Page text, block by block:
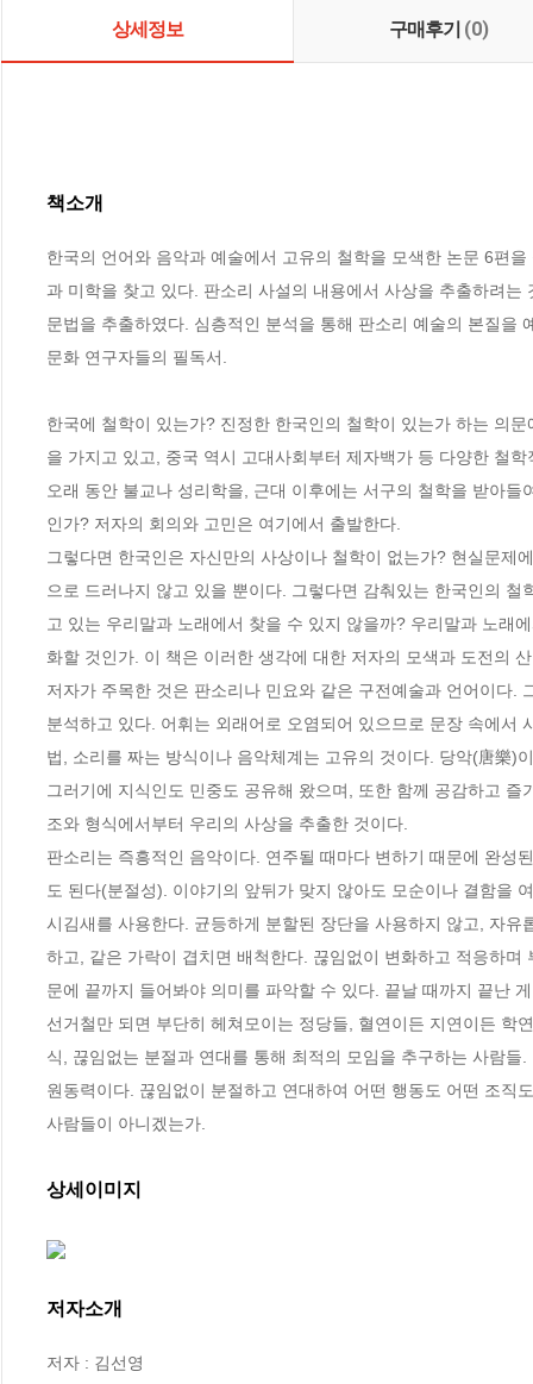
상세정보 구매후기 (0)
책소개
한국의 언어와 음악과 예술에서 고유의 철학을 모색한 논문 6편
과 미학을 찾고 있다. 판소리 사설의 내용에서 사상을 추출하려
문법을 추출하였다. 심층적인 분석을 통해 판소리 예술의 본질을
문화 연구자들의 필독서.
한국에 철학이 있는가? 진정한 한국인의 철학이 있는가 하는 의
을 가지고 있고, 중국 역시 고대사회부터 제자백가 등 다양한 철
오래 동안 불교나 성리학을, 근대 이후에는 서구의 철학을 받아
인가? 저자의 회의와 고민은 여기에서 출발한다.
그렇다면 한국인은 자신만의 사상이나 철학이 없는가? 현실문
으로 드러나지 않고 있을 뿐이다. 그렇다면 감춰있는 한국인의
고 있는 우리말과 노래에서 찾을 수 있지 않을까? 우리말과 노래
화할 것인가. 이 책은 이러한 생각에 대한 저자의 모색과 도전의
저자가 주목한 것은 판소리나 민요와 같은 구전예술과 언어이다.
분석하고 있다. 어휘는 외래어로 오염되어 있으므로 문장 속에서
법, 소리를 짜는 방식이나 음악체계는 고유의 것이다. 당악(唐樂)
그러기에 지식인도 민중도 공유해 왔으며, 또한 함께 공감하고
조와 형식에서부터 우리의 사상을 추출한 것이다.
판소리는 즉흥적인 음악이다. 연주될 때마다 변하기 때문에 완
도 된다(분절성). 이야기의 앞뒤가 맞지 않아도 모순이나 결함을
시김새를 사용한다. 균등하게 분할된 장단을 사용하지 않고, 자
하고, 같은 가락이 겹치면 배척한다. 끊임없이 변화하고 적응하
문에 끝까지 들어봐야 의미를 파악할 수 있다. 끝날 때까지 끝난
선거철만 되면 부단히 헤쳐모이는 정당들, 혈연이든 지연이든 학
식, 끊임없는 분절과 연대를 통해 최적의 모임을 추구하는 사람
원동력이다. 끊임없이 분절하고 연대하여 어떤 행동도 어떤 조직
사람들이 아니겠는가.
상세이미지
저자소개
저자 : 김선영